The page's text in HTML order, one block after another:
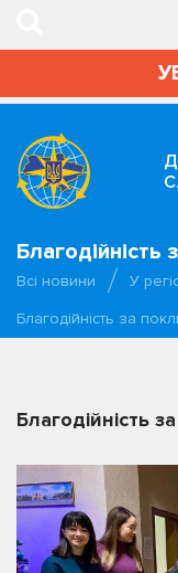
Всі новини
У
Благодійність за
Благодійність